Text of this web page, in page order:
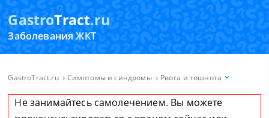
GastroTract.ru
Заболевания ЖКТ
GastroTract.ru Симптомы и синдромы Рвота и тошнота
Не занимайтесь самолечением. Вы можете